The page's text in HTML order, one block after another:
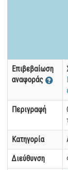
Επιβεβαίωση
αναφοράς
Περιγραφή
Κατηγορία
Διεύθυνση